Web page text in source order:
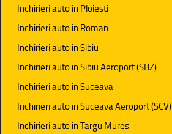
Inchirieri auto in Ploiesti
Inchirieri auto in Roman
Inchirieri auto in Sibiu
Inchirieri auto in Sibiu Aeroport (SBZ)
Inchirieri auto in Suceava
Inchirieri auto in Suceava Aeroport (SCV)
Inchirieri auto in Targu Mures